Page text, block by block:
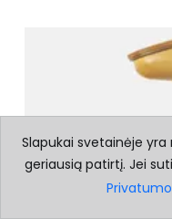
Slapukai svetainėje
geriausią patirtį. Jei